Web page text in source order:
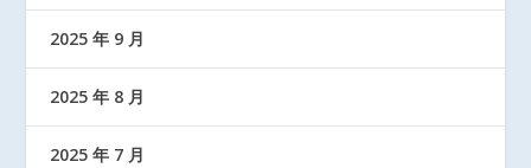
2025 年 9 月
2025 年 8 月
2025 年 7 月